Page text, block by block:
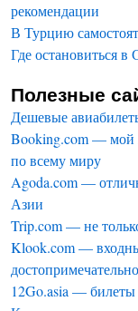
рекомендации
В Турцию
Где остановиться
Полезные
Дешевые
Booking.com — мой
по всему миру
Agoda.com —
Азии
Trip.com — не
Klook.com —
12Go.asia — билеты